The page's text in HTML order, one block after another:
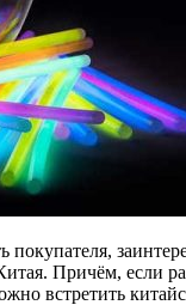
Причём, если
встретить